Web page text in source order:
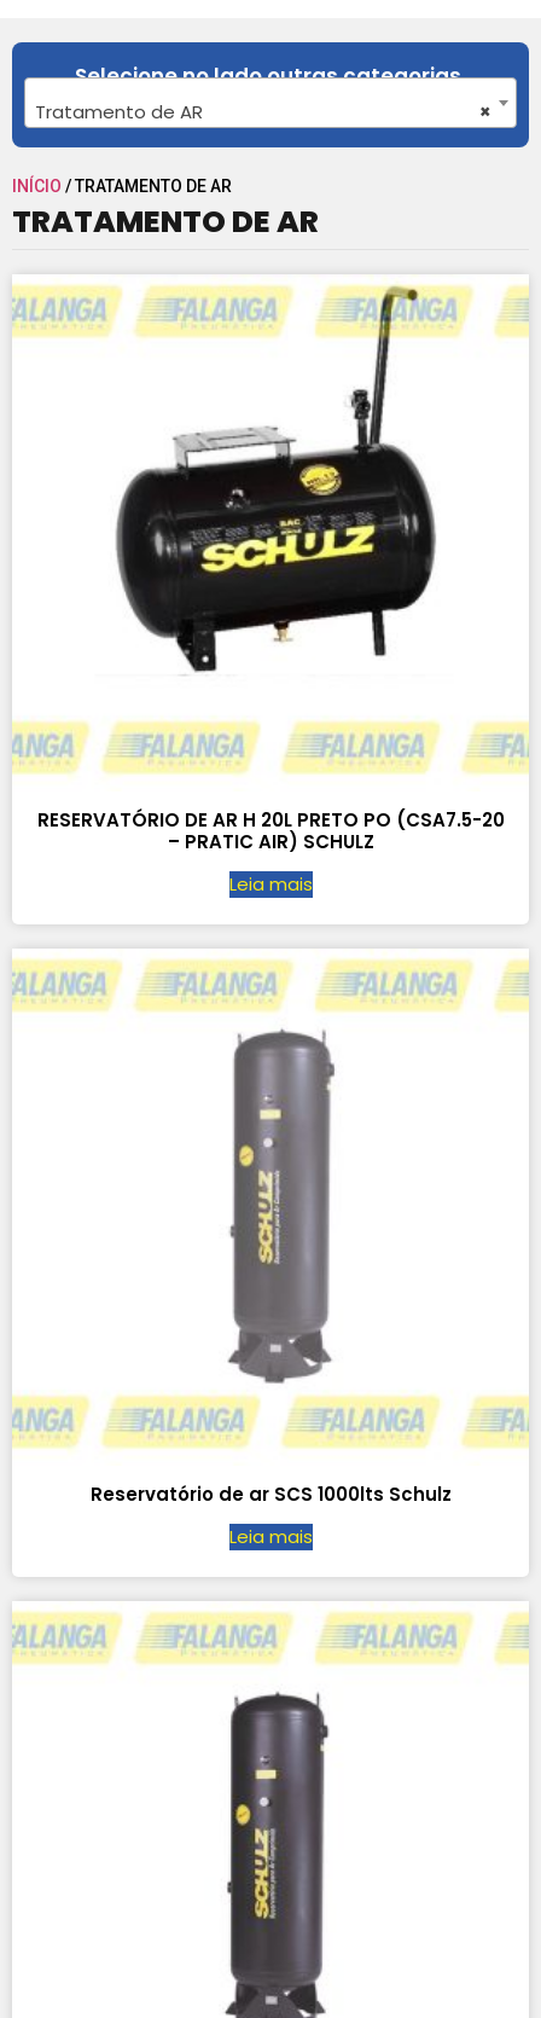
Selecione no lado outras categorias.
×
Tratamento de AR
INÍCIO / TRATAMENTO DE AR
TRATAMENTO DE AR
RESERVATÓRIO DE AR H 20L PRETO PO (CSA7.5-20
– PRATIC AIR) SCHULZ
Leia mais
Reservatório de ar SCS 1000lts Schulz
Leia mais